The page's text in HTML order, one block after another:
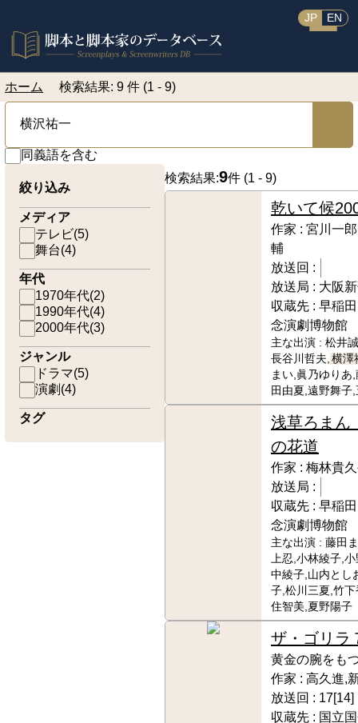
JP EN
ホーム 検索結果: 9 件 (1 - 9)
同義語を含む
絞り込み
メディア
テレビ(5)
舞台(4)
年代
1970年代(2)
1990年代(4)
2000年代(3)
ジャンル
ドラマ(5)
演劇 (4)
タグ
検索結果:9件 (1 - 9)
乾いて候
作家 : 宮川一
輔
放送回 :
放送局 : 大阪
収蔵先 : 早稲
念演劇博物館
主な出演 : 松井
長谷川哲夫, 横澤
まい,眞乃ゆりあ
田由夏,遠野舞子
浅草ろま
の花道
作家 : 梅林貴
放送局 :
収蔵先 : 早稲
念演劇博物館
主な出演 : 藤田
上忍,小林綾子,
中綾子,山内とし
子,松川三夏,竹
住智美,夏野陽子
ザ・ゴリラ
黄金の腕をも
作家 : 高久進,
放送回 : 17[14]
収蔵先 : 国立